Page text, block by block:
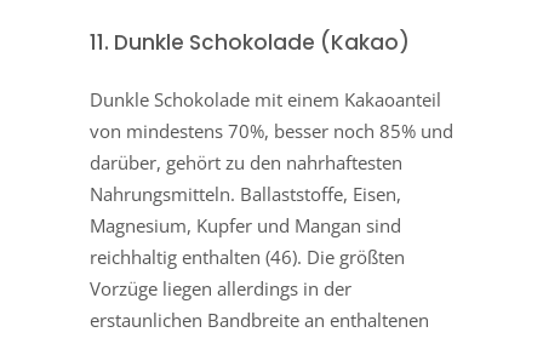
11. Dunkle Schokolade (Kakao)
Dunkle Schokolade mit einem Kakaoanteil
von mindestens 70%, besser noch 85% und
darüber, gehört zu den nahrhaftesten
Nahrungsmitteln. Ballaststoffe, Eisen,
Magnesium, Kupfer und Mangan sind
reichhaltig enthalten (46). Die größten
Vorzüge liegen allerdings in der
erstaunlichen Bandbreite an enthaltenen